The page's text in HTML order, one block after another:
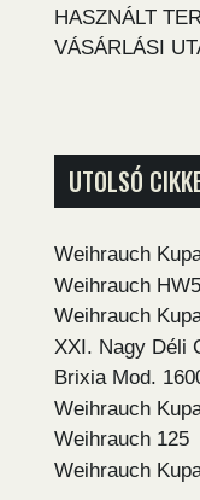
HASZNÁLT
VÁSÁRLÁSI
UTOLSÓ
Weihrauch
Weihrauch
Weihrauch
XXI. Nagy Déli
Brixia Mod.
Weihrauch
Weihrauch 125
Weihrauch